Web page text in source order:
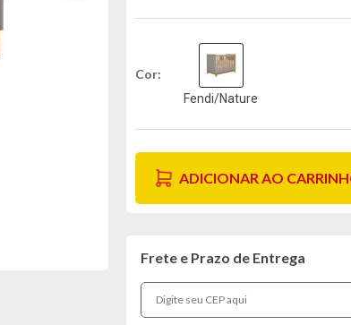
Cor
Fendi/Nature
ADICIONAR AO
Frete e Prazo de Entrega